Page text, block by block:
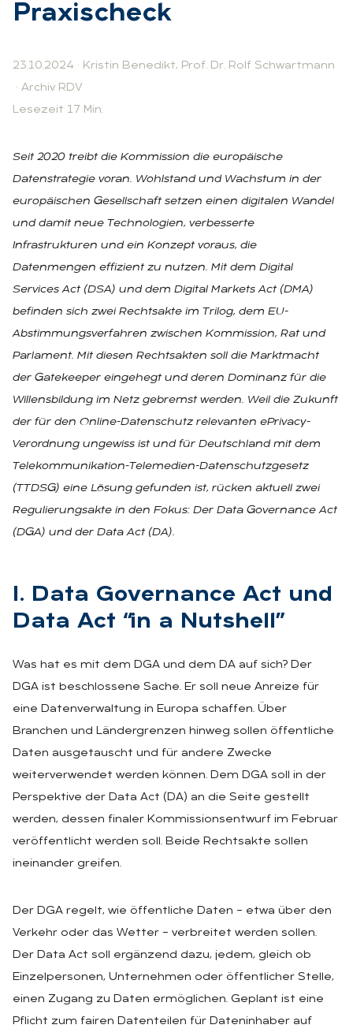
Pra­xi­scheck
23.10.2024 · Kristin Benedikt, Prof. Dr. Rolf Schwartmann
· Archiv RDV
Lesezeit 17 Min.
Seit 2020 treibt die Kommission die europäische
Datenstrategie voran. Wohlstand und Wachstum in der
europäischen Gesellschaft setzen einen digitalen Wandel
und damit neue Technologien, verbesserte
Infrastrukturen und ein Konzept voraus, die
Datenmengen effizient zu nutzen. Mit dem Digital
Services Act (DSA) und dem Digital Markets Act (DMA)
befinden sich zwei Rechtsakte im Trilog, dem EU-
Abstimmungsverfahren zwischen Kommission, Rat und
Parlament. Mit diesen Rechtsakten soll die Marktmacht
der Gatekeeper eingehegt und deren Dominanz für die
Willensbildung im Netz gebremst werden. Weil die Zukunft
der für den Online-Datenschutz relevanten ePrivacy-
Verordnung ungewiss ist und für Deutschland mit dem
Telekommunikation-Telemedien-Datenschutzgesetz
(TTDSG) eine Lösung gefunden ist, rücken aktuell zwei
Regulierungsakte in den Fokus: Der Data Governance Act
(DGA) und der Data Act (DA).
I. Data Go­ver­nan­ce Act und
Data Act “in a Nuts­hell”
Was hat es mit dem DGA und dem DA auf sich? Der
DGA ist beschlossene Sache. Er soll neue Anreize für
eine Datenverwaltung in Europa schaffen. Über
Branchen und Ländergrenzen hinweg sollen öffentliche
Daten ausgetauscht und für andere Zwecke
weiterverwendet werden können. Dem DGA soll in der
Perspektive der Data Act (DA) an die Seite gestellt
werden, dessen finaler Kommissionsentwurf im Februar
veröffentlicht werden soll. Beide Rechtsakte sollen
ineinander greifen.
Der DGA regelt, wie öffentliche Daten – etwa über den
Verkehr oder das Wetter – verbreitet werden sollen.
Der Data Act soll ergänzend dazu, jedem, gleich ob
Einzelpersonen, Unternehmen oder öffentlicher Stelle,
einen Zugang zu Daten ermöglichen. Geplant ist eine
Pflicht zum fairen Datenteilen für Dateninhaber auf